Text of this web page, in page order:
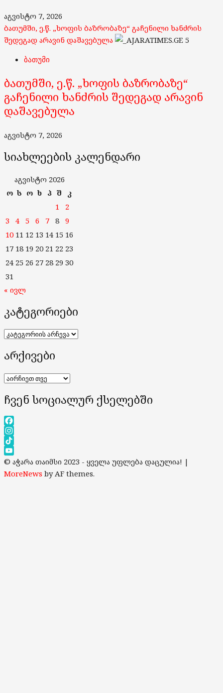
აგვისტო 7, 2026
ბათუმში, ე.წ. „ხოფის ბაზრობაზე“ გაჩენილი ხანძრის
შედეგად არავინ დაშავებულა
5
ბათუმი
ბათუმში, ე.წ. „ხოფის ბაზრობაზე“
გაჩენილი ხანძრის შედეგად არავინ
დაშავებულა
აგვისტო 7, 2026
სიახლეების კალენდარი
აგვისტო 2026
ო ს ო ხ პ შ
კ
1
2
3
4 5 6 7 8 9
10 11 12 13 14 15 16
17 18 19 20 21 22 23
24 25 26 27 28 29 30
31
« ივლ
კატეგორიები
კატეგორიები
არქივები
არქივები
ჩვენ სოციალურ ქსელებში
Facebook
Instagram
TikTok
YouTube
Channel
© აჭარა თაიმსი 2023 - ყველა უფლება დაცულია! |
MoreNews by AF themes.